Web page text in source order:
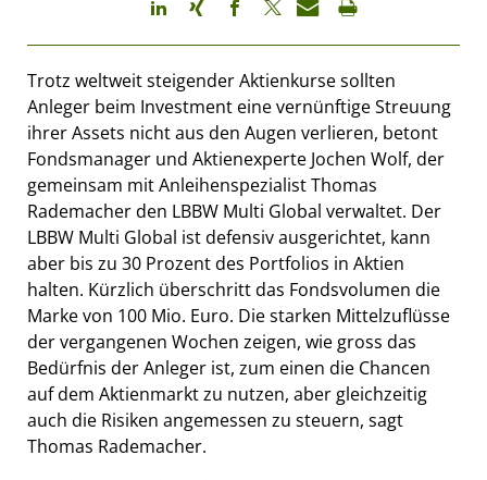
Trotz weltweit steigender Aktienkurse sollten
Anleger beim Investment eine vernünftige Streuung
ihrer Assets nicht aus den Augen verlieren, betont
Fondsmanager und Aktienexperte Jochen Wolf, der
gemeinsam mit Anleihenspezialist Thomas
Rademacher den LBBW Multi Global verwaltet. Der
LBBW Multi Global ist defensiv ausgerichtet, kann
aber bis zu 30 Prozent des Portfolios in Aktien
halten. Kürzlich überschritt das Fondsvolumen die
Marke von 100 Mio. Euro. Die starken Mittelzuflüsse
der vergangenen Wochen zeigen, wie gross das
Bedürfnis der Anleger ist, zum einen die Chancen
auf dem Aktienmarkt zu nutzen, aber gleichzeitig
auch die Risiken angemessen zu steuern, sagt
Thomas Rademacher.